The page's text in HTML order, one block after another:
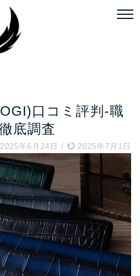
口コミ評判-職
底調査
2025年6月24日 / 2025年7月1日